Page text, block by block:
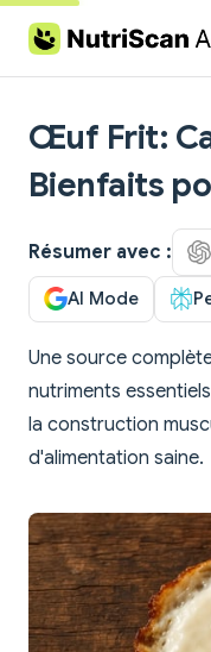
Skip to content
Œuf Frit:
Bienfaits
Résumer avec :
AI Mode
Une source
nutriments
la construction
d'alimentation saine.